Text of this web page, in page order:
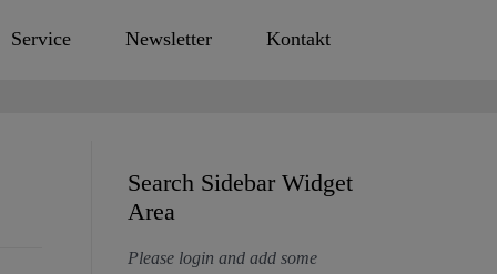
Service Newsletter Kontakt
Search Sidebar Widget
Area
Please login and add some